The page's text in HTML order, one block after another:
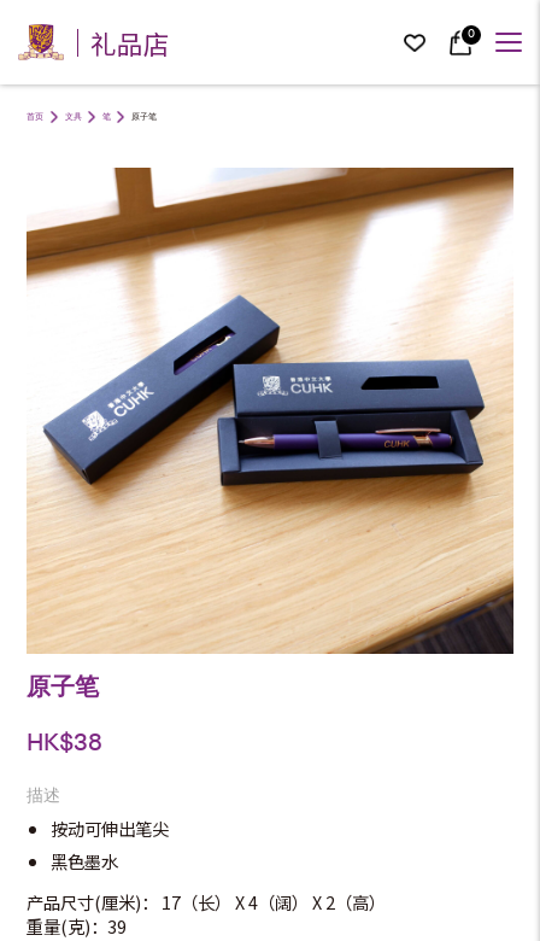
礼品店 0
首页 文具 笔 原子笔
原子笔
HK$38
描述
按动可伸出笔尖
黑色墨水
产品尺寸(厘米)： 17（长） X 4（阔） X 2（高）
重量(克)：39